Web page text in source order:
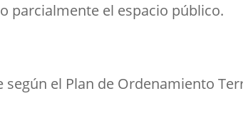
parcialmente el espacio público.
el Plan de Ordenamiento